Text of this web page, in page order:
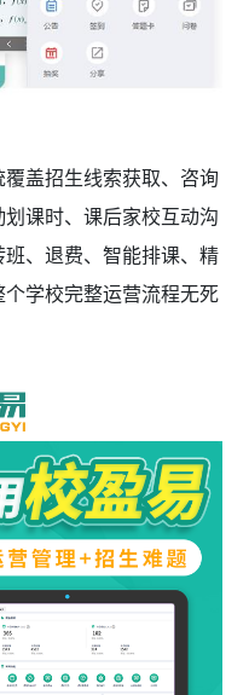
盖招生线索获取、咨询
课时、课后家校互动沟
、退费、智能排课、精
学校完整运营流程无死